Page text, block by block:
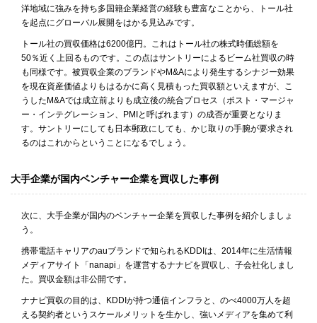
洋地域に強みを持ち多国籍企業経営の経験も豊富なことから、トール社
を起点にグローバル展開をはかる見込みです。
トール社の買収価格は6200億円。これはトール社の株式時価総額を
50％近く上回るものです。この点はサントリーによるビーム社買収の時
も同様です。被買収企業のブランドやM&Aにより発生するシナジー効果
を現在資産価値よりもはるかに高く見積もった買収額といえますが、こ
うしたM&Aでは成立前よりも成立後の統合プロセス（ポスト・マージャ
ー・インテグレーション、PMIと呼ばれます）の成否が重要となりま
す。サントリーにしても日本郵政にしても、かじ取りの手腕が要求され
るのはこれからということになるでしょう。
大手企業が国内ベンチャー企業を買収した事例
次に、大手企業が国内のベンチャー企業を買収した事例を紹介しましょ
う。
携帯電話キャリアのauブランドで知られるKDDIは、2014年に生活情報
メディアサイト「nanapi」を運営するナナピを買収し、子会社化しまし
た。買収金額は非公開です。
ナナピ買収の目的は、KDDIが持つ通信インフラと、のべ4000万人を超
える契約者というスケールメリットを生かし、強いメディアを集めて利